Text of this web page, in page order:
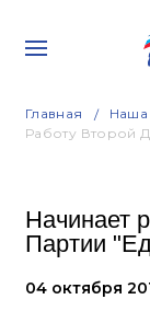
Главная Наша
Работу Второй
Начинает
Партии
04 октября